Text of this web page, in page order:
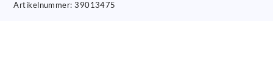
Artikelnummer:39013475